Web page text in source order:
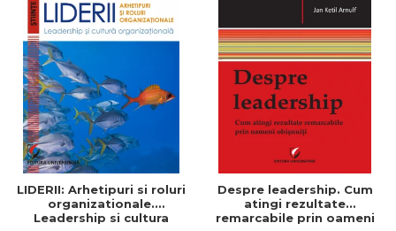
LIDERII: Arhetipuri si roluri
organizationale.
Leadership si cultura
Despre leadership. Cum
atingi rezultate
remarcabile prin oameni